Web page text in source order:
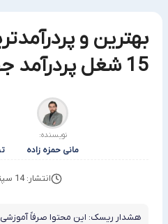
بهترین و
15 شغل پردرآمد جهان
نویسنده:
مانی حمزه زاده
انتشار: 14 سپتامبر 2025
هشدار ریسک: این محتوا صرفاً